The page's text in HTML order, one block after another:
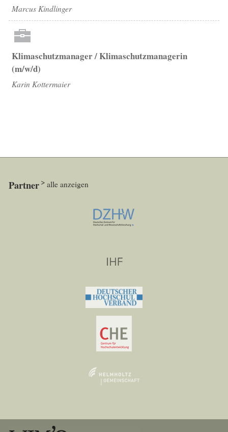
Marcus Kindlinger
Klimaschutzmanager / Klimaschutzmanagerin
(m/w/d)
Karin Kottermaier
Partner alle anzeigen